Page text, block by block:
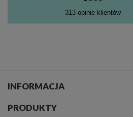
313 opinie klientów
INFORMACJA
PRODUKTY